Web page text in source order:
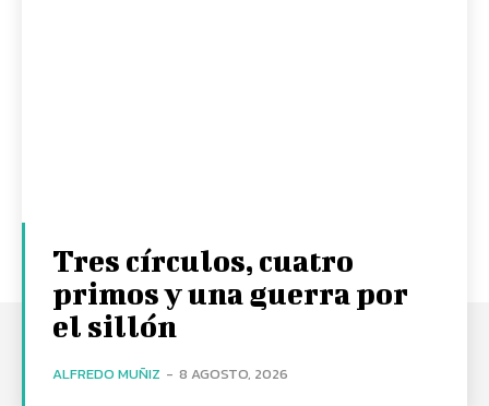
Tres círculos, cuatro
primos y una guerra por
el sillón
ALFREDO MUÑIZ - 8 AGOSTO, 2026